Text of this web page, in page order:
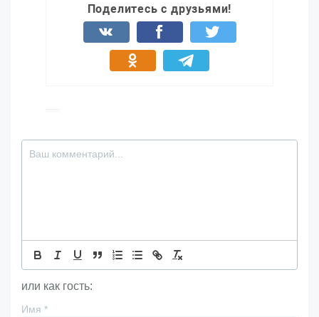
Поделитесь с друзьями!
или как гость:
Имя *